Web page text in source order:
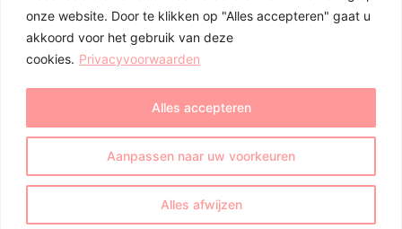
onze website. Door te klikken op "Alles accepteren" gaat u
akkoord voor het gebruik van deze
cookies. Privacyvoorwaarden
Aanpassen naar uw voorkeuren
Alles afwijzen
Alles accepteren
© 2026 Accent Mediation. Proudly powered by
DaaromM!